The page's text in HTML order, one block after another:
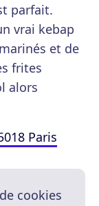
parfait.
vrai kebap
et de
frites
alors
Paris
cookies